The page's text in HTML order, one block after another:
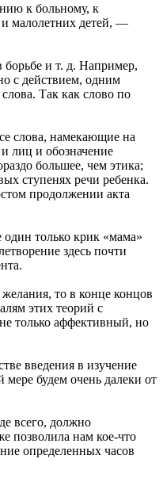
к больному, к
малолетних детей, —
борьбе и т. д. Например,
с действием, одним
Так как слово по
слова, намекающие на
лиц и обозначение
большее, чем этика;
ступенях речи ребенка.
продолжении акта
только крик «мама»
здесь почти
то в конце концов
этих теорий с
только аффективный, но
введения в изучение
будем очень далеки от
всего, должно
позволила нам кое-что
определенных часов